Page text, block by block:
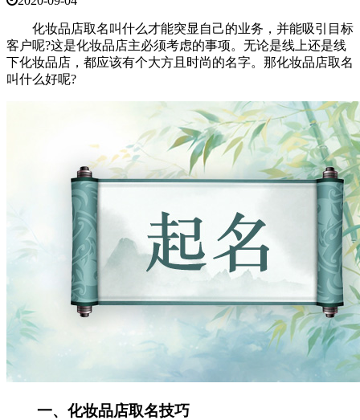
化妆品店取名叫什么才能突显自己的业务，并能吸引目标
客户呢?这是化妆品店主必须考虑的事项。无论是线上还是线
下化妆品店，都应该有个大方且时尚的名字。那化妆品店取名
叫什么好呢?
一、化妆品店取名技巧